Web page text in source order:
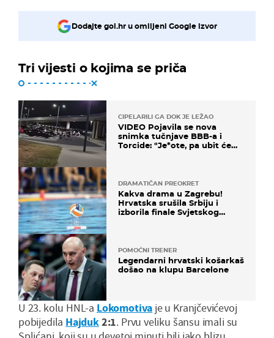
Dodajte gol.hr u omiljeni Google izvor
Tri vijesti o kojima se priča
CIPELARILI GA DOK JE LEŽAO
VIDEO Pojavila se nova
snimka tučnjave BBB-a i
Torcide: "Je*ote, pa ubit će
DRAMATIČAN PREOKRET
Kakva drama u Zagrebu!
Hrvatska srušila Srbiju i
izborila finale Svjetskog
POMOĆNI TRENER
Legendarni hrvatski košarkaš
došao na klupu Barcelone
U 23. kolu HNL-a Lokomotiva je u Kranjčevićevoj
pobijedila Hajduk2:1. Prvu veliku šansu imali su